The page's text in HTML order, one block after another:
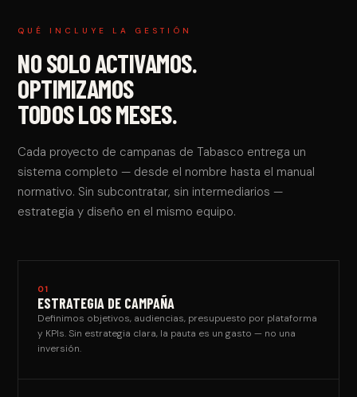
QUÉ INCLUYE LA GESTIÓN
NO SOLO ACTIVAMOS.
OPTIMIZAMOS
TODOS LOS MESES.
Cada proyecto de campanas de Tabasco entrega un
sistema completo — desde el nombre hasta el manual
normativo. Sin subcontratar, sin intermediarios —
estrategia y diseño en el mismo equipo.
01
ESTRATEGIA DE CAMPAÑA
Definimos objetivos, audiencias, presupuesto por plataforma
y KPIs. Sin estrategia clara, la pauta es un gasto — no una
inversión.